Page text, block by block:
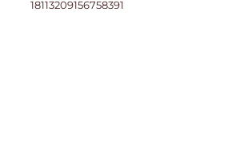
18113209156758391